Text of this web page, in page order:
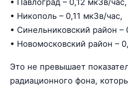
• Павлоград – 0,12 мкЗв/час,
• Никополь – 0,11 мкЗв/час,
• Синельниковский район –
• Новомосковский район –
Это не превышает
радиационного фона,